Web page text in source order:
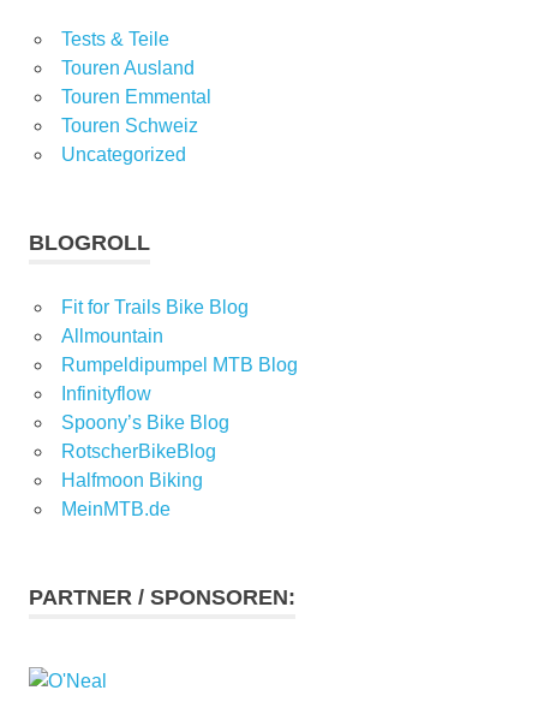
Tests & Teile
Touren Ausland
Touren Emmental
Touren Schweiz
Uncategorized
BLOGROLL
Fit for Trails Bike Blog
Allmountain
Rumpeldipumpel MTB Blog
Infinityflow
Spoony’s Bike Blog
RotscherBikeBlog
Halfmoon Biking
MeinMTB.de
PARTNER / SPONSOREN: